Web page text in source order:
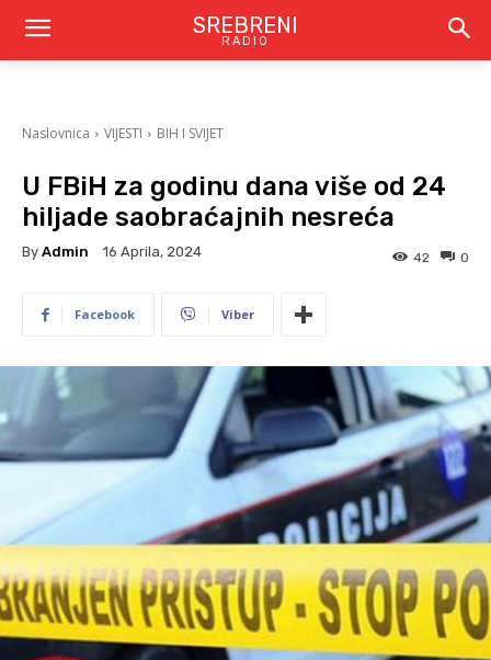
SREBRENI
RADIO
Naslovnica VIJESTI BIH I SVIJET
U FBiH za godinu dana više od 24
hiljade saobraćajnih nesreća
By Admin 16 Aprila, 2024 0
42
Facebook Viber